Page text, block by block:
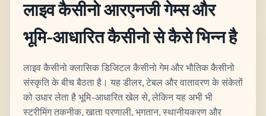
लाइव कैसीनो आरएनजी गेम्स और
भूमि-आधारित कैसीनो से कैसे भिन्न है
लाइव कैसीनो क्लासिक डिजिटल कैसीनो गेम और भौतिक कैसीनो
संस्कृति के बीच बैठता है। यह डीलर, टेबल और वातावरण के संकेतों
को उधार लेता है भूमि-आधारित खेल से, लेकिन यह अभी भी
स्ट्रीमिंग तकनीक, खाता प्रणाली, भुगतान, स्थानीयकरण और